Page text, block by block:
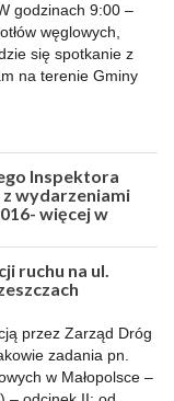
godzinach 9:00 –
węglowych,
się spotkanie z
na terenie Gminy
Inspektora
wydarzeniami
więcej w
ruchu na ul.
przez Zarząd Dróg
zadania pn.
w Małopolsce –